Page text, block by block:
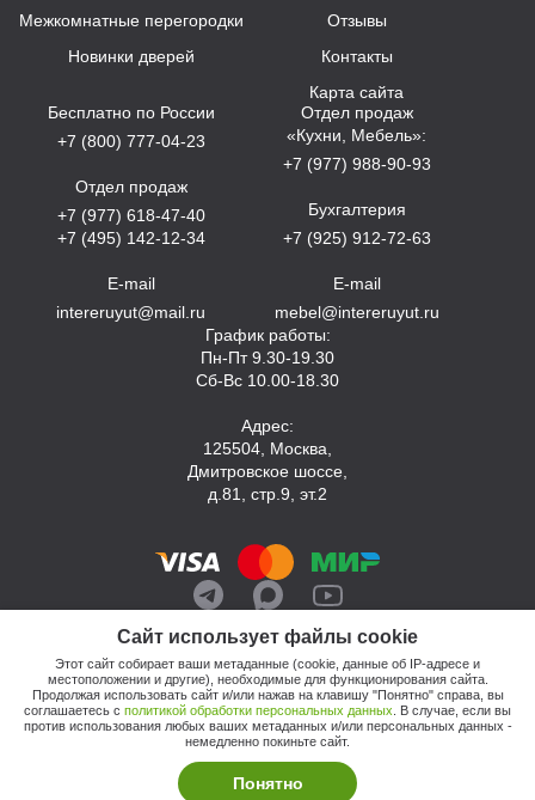
Сайт использует файлы cookie
Этот сайт собирает ваши метаданные (cookie, данные об IP-адресе и
местоположении и другие), необходимые для функционирования сайта.
Продолжая использовать сайт и/или нажав на клавишу "Понятно" справа, вы
соглашаетесь с политикой обработки персональных данных . В случае, если вы
против использования любых ваших метаданных и/или персональных данных -
немедленно покиньте сайт.
Понятно
Межкомнатные перегородки
Новинки дверей
Отзывы
Контакты
Карта сайта
Бесплатно по России
+7 (800) 777-04-23
Отдел продаж
+7 (977) 618-47-40
+7 (495) 142-12-34
E-mail
intereruyut@mail.ru
Отдел продаж
«Кухни, Мебель»:
+7 (977) 988-90-93
Бухгалтерия
+7 (925) 912-72-63
E-mail
mebel@intereruyut.ru
График работы:
Пн-Пт 9.30-19.30
Сб-Вс 10.00-18.30
Адрес:
125504, Москва,
Дмитровское шоссе,
д.81, стр.9, эт.2
© 2026, Компания «Интерьер Уют»
Политика обработки персональных данных
Этот сайт продвигает: Кузнецов Анатолий